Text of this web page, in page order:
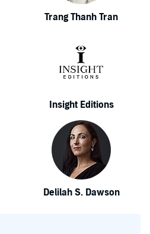
Trang Thanh Tran
Insight Editions
Delilah S. Dawson